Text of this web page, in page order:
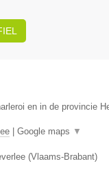
en in de provincie
| Google maps ▼
(Vlaams-Brabant)